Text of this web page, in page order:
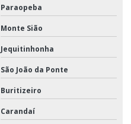
Paraopeba
Monte Sião
Jequitinhonha
São João da Ponte
Buritizeiro
Carandaí